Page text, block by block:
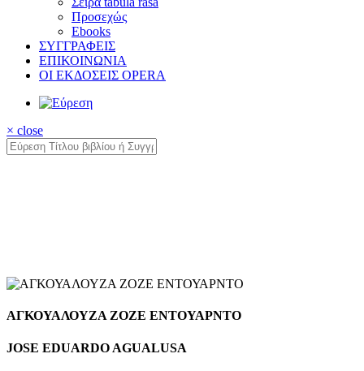
Προσεχώς
Ebooks
ΣΥΓΓΡΑΦΕΙΣ
ΕΠΙΚΟΙΝΩΝΙΑ
ΟΙ ΕΚΔΟΣΕΙΣ OPERA
× close
ΑΓΚΟΥΑΛΟΥΖΑ ΖΟΖΕ ΕΝΤΟΥΑΡΝΤΟ
JOSE EDUARDO AGUALUSA